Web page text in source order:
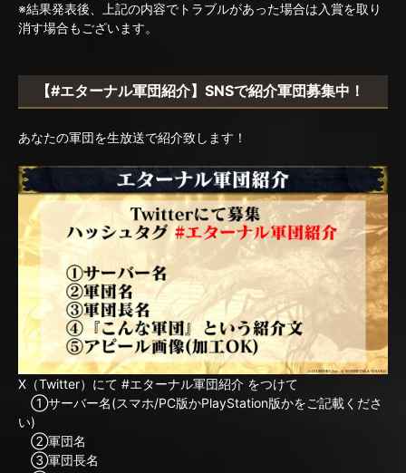
※結果発表後、上記の内容でトラブルがあった場合は入賞を取り
消す場合もございます。
【#エターナル軍団紹介】SNSで紹介軍団募集中！
あなたの軍団を生放送で紹介致します！
X（Twitter）にて #エターナル軍団紹介 をつけて
①サーバー名(スマホ/PC版かPlayStation版かをご記載くださ
い)
②軍団名
③軍団長名